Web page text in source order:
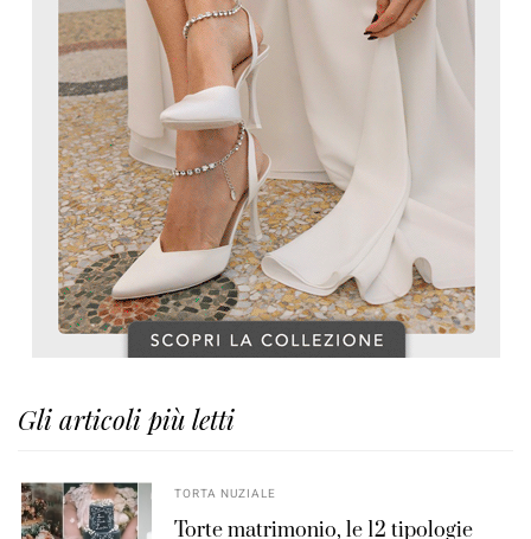
Gli articoli più letti
TORTA NUZIALE
Torte matrimonio, le 12 tipologie